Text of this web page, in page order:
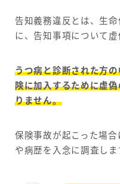
告知義務違反とは、生
に、告知事項について虚
うつ病と診断された方
険に加入するために虚
りません。
保険事故が起こった場
や病歴を入念に調査しま